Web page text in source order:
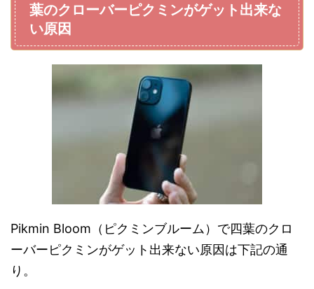
葉のクローバーピクミンがゲット出来な
い原因
Pikmin Bloom（ピクミンブルーム）で四葉のクロ
ーバーピクミンがゲット出来ない原因は下記の通
り。